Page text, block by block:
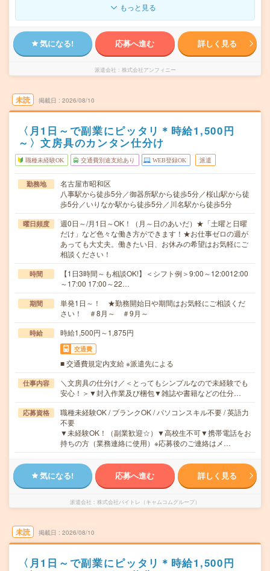
もっと見る
気になる! 応募へ進む 詳しく見る
派遣会社 株式会社アンフィニー
未読 掲載日 2026/08/10
〈月1日～で副業にピッタリ＊時給1,500円
～〉文房具のカンタン仕分け
職種未経験OK 交通費別途支給あり WEB登録OK 派遣
勤務地
名古屋市昭和区
八事駅から徒歩5分／御器所駅から徒歩5分／桜山駅から徒
歩5分／いりなか駅から徒歩5分／川名駅から徒歩5分
曜日頻度
週0日～/月1日～OK！（月～日のあいだ）★「土曜と日曜
だけ」など色々な働き方ができます！★お仕事ゼロの週が
あっても大丈夫。働きたい日、お休みの希望はお気軽にご
相談ください！
時間
【1日3時間～も相談OK!】＜シフト例＞9:00～12:0012:00
～17:00 17:00～22…
期間
単発1日～！ ★勤務開始日や期間はお気軽にご相談くだ
さい！ ＃8月～ ＃9月～
時給 時給1,500円～1,875円
交通費
■ 交通費規定内支給 ※派遣先による
仕事内容
＼文房具の仕分け／＜とってもシンプルなので未経験でも
安心！＞▼封入作業及び梱包▼雑誌や書籍などの仕分…
応募資格
職種未経験OK / ブランクOK / パソコンスキル不要 / 英語力
不要
▼未経験OK！（副業歓迎☆）▼高校生不可▼携帯電話をお
持ちの方（業務連絡に使用）※応募後のご連絡はメ…
気になる! 応募へ進む 詳しく見る
派遣会社 株式会社バイトレ（キャムコムグループ）
未読 掲載日 2026/08/10
〈月1日～で副業にピッタリ＊時給1,500円